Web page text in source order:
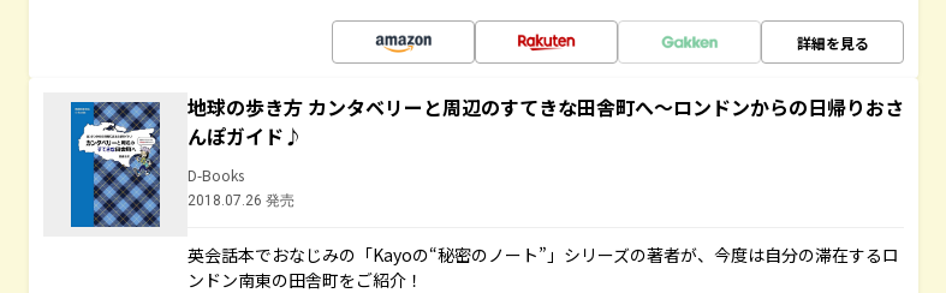
詳細を見る
地球の歩き方 カンタベリーと周辺のすてきな田舎町へ～ロンドンからの日帰りおさ
んぽガイド♪
D-Books
2018.07.26 発売
英会話本でおなじみの「Kayoの“秘密のノート”」シリーズの著者が、今度は自分の滞在するロ
ンドン南東の田舎町をご紹介！